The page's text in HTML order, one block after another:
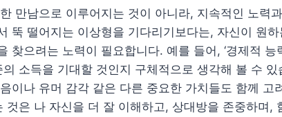
만남으로 이루어지는 것이 아니라, 지속적인 노력
뚝 떨어지는 이상형을 기다리기보다는, 자신이 원
찾으려는 노력이 필요합니다. 예를 들어, ‘경제적 능
소득을 기대할 것인지 구체적으로 생각해 볼 수 있
이나 유머 감각 같은 다른 중요한 가치들도 함께 고
것은 나 자신을 더 잘 이해하고, 상대방을 존중하며,